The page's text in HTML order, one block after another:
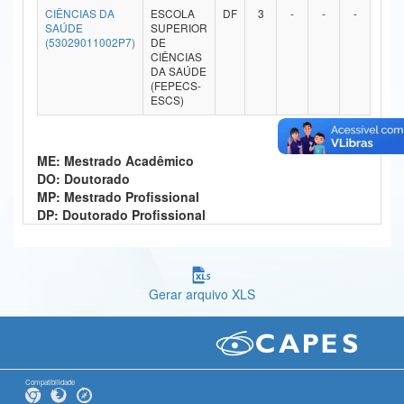
Ministério da Ciência, Tecnologia, Inovações e Comunicações
Controladoria-Geral da União
Ministério da Mulher, da Família e dos Direitos Humanos
Banco Central do Brasil
CIÊNCIAS DA
SAÚDE
(53029011002P7)
ESCOLA
SUPERIOR
DE
CIÊNCIAS
DA SAÚDE
(FEPECS-
ESCS)
DF 3 - - -
ME: Mestrado Acadêmico
DO: Doutorado
MP: Mestrado Profissional
DP: Doutorado Profissional
Gerar arquivo XLS
Compatibilidade